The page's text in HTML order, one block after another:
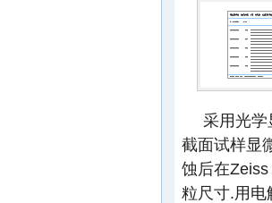
采用光
截面试样显
蚀后在
粒尺寸.用电